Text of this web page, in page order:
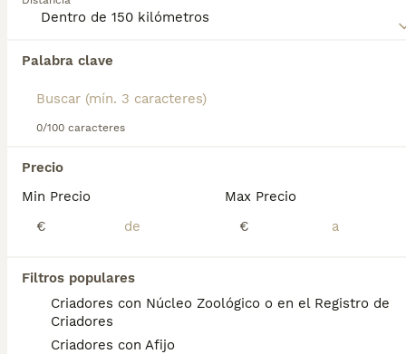
Palabra clave
0/100 caracteres
Precio
Min Precio
€
Max Precio
€
Filtros populares
Criadores con Núcleo Zoológico o en el Registro de
Criadores
Criadores con Afijo
Lee nuestra página de consejos de compra de
Encontramos 0 Pomsky Cachorros en venta
en Montroy, Valencia.
búsqueda y espera el resultado perfecto:
Preguntas frecuentes